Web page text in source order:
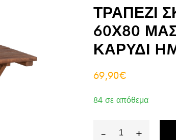
ΤΡΑΠΕΖΙ
60Χ80
ΚΑΡΥΔΙ
69,90€
84 σε απόθεμα
- +